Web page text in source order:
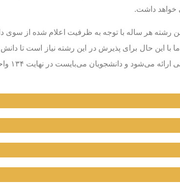
خواهد داشت.
رشته هر ساله با توجه به ظرفیت اعلام شده از سوی
با این حال برای پذیرش در این رشته نیاز است تا
دانشجویان می‌بایست در نهایت ۱۳۴ واحد درسی را در طول این چهار سال اخذ نمایند.